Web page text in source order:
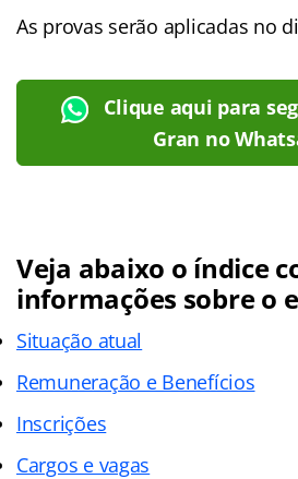
As provas serão aplicadas no
Clique aqui para
Gran no
Veja abaixo o índice
informações sobre o
Situação atual
Remuneração e Benefícios
Inscrições
Cargos e vagas